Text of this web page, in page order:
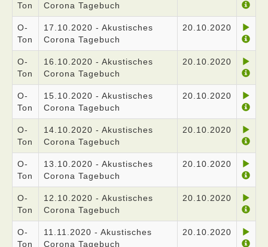
Ton
Corona Tagebuch
O-
Ton
17.10.2020 - Akustisches
Corona Tagebuch
20.10.2020
O-
Ton
16.10.2020 - Akustisches
Corona Tagebuch
20.10.2020
O-
Ton
15.10.2020 - Akustisches
Corona Tagebuch
20.10.2020
O-
Ton
14.10.2020 - Akustisches
Corona Tagebuch
20.10.2020
O-
Ton
13.10.2020 - Akustisches
Corona Tagebuch
20.10.2020
O-
Ton
12.10.2020 - Akustisches
Corona Tagebuch
20.10.2020
O-
Ton
11.11.2020 - Akustisches
Corona Tagebuch
20.10.2020